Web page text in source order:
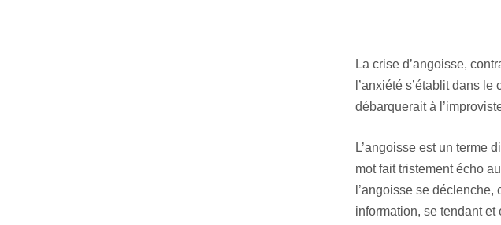
La crise d’angoisse,
l’anxiété s’établit dans
débarquerait à
L’angoisse est un terme
mot fait tristement écho
l’angoisse se déclenche,
information, se tendant et